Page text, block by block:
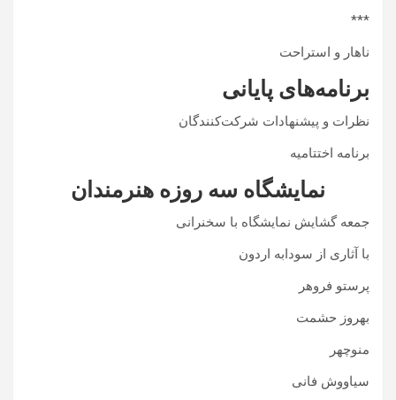
***
ناهار و استراحت
برنامه‌های پایانی
نظرات و پیشنهادات شرکت‌کنندگان
برنامه اختتامیه
نمایشگاه سه روزه هنرمندان
جمعه گشایش نمایشگاه با سخنرانی
با آثاری از سودابه اردون
پرستو فروهر
بهروز حشمت
منوچهر
سیاووش فانی